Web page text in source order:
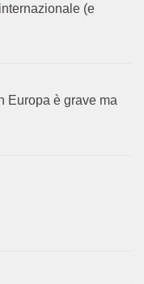
(e
Europa è grave ma